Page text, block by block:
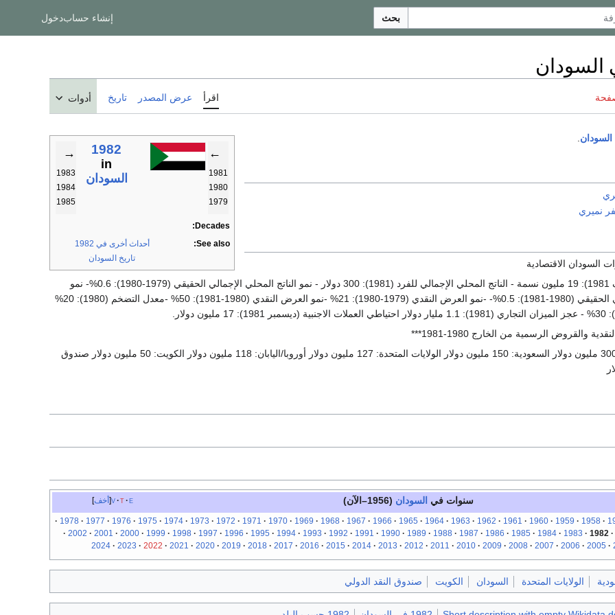
بحث إنشاء حسابدخول
اقرأ عرض المصدر تاريخ أدوات
←
1981
1980
1979
1982
in
السودان
→
1983
1984
1985
Decades:
See also:
أحداث أخرى في 1982
تاريخ السودان
السودان
نميري
السودان الاقتصادية
- عدد السكان (منتصف 1981): 19 مليون نسمة - الناتج المحلي الإجمالي للفرد (1981): 300 دولار - نمو الناتج المحلي الإجمالي الحقيقي (1979-1980): 0.6%- نمو
الناتج المحلي الإجمالي الحقيقي (1980-1981): 0.5%- -نمو العرض النقدي (1979-1980): 21% -نمو العرض النقدي (1980-1981): 50% -معدل التضخم (1980): 20%
والقروض الرسمية من الخارج 1980-1981***
صندوق النقد الدولي: 300 مليون دولار السعودية: 150 مليون دولار الولايات المتحدة: 127 مليون دولار أوروبا/اليابان: 118 مليون دولار الكويت: 50 مليون دولار صندوق
أخف v t e سنوات في السودان (1956–الآن)
1958
1959
1960
1961
1962
1963
1964
1965
1966
1967
1968
1969
1970
1971
1972
1973
1974
1975
1976
1977
1978
1982
1983
1984
1985
1986
1987
1988
1989
1990
1991
1992
1993
1994
1995
1996
1997
1998
1999
2000
2001
2002
2005
2006
2007
2008
2009
2010
2011
2012
2013
2014
2015
2016
2017
2018
2019
2020
2021
2022
2023
2024
الولايات المتحدة السودان الكويت صندوق النقد الدولي